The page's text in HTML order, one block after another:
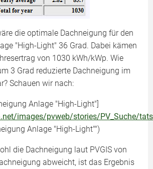
die optimale Dachneigung für den
"High-Light" 36 Grad. Dabei kämen
von 1030 kWh/kWp. Wie
3 Grad reduzierte Dachneigung im
Schauen wir nach:
Anlage "High-Light"]
images/pvweb/stories/PV_Suche/
Anlage "High-Light"")
die Dachneigung laut PVGIS von
abweicht, ist das Ergebnis